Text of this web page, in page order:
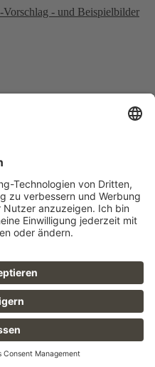
- und Beispielbilder